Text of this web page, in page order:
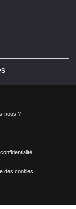
nous ?
des cookies